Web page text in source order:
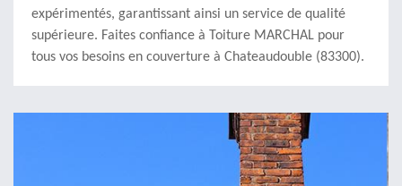
expérimentés, garantissant ainsi un service de qualité
supérieure. Faites confiance à Toiture MARCHAL pour
tous vos besoins en couverture à Chateaudouble (83300).